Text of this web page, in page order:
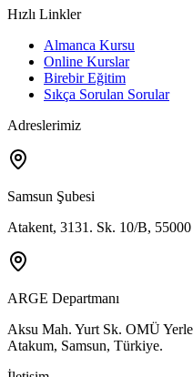
Hızlı Linkler
Almanca Kursu
Online Kurslar
Birebir Eğitim
Sıkça Sorulan Sorular
Adreslerimiz
Samsun Şubesi
Atakent, 3131. Sk. 10/B,
ARGE Departmanı
Aksu Mah. Yurt Sk. OMÜ
Atakum, Samsun, Türkiye.